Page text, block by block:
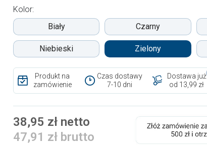
Kolor:
Biały
Czarny
Niebieski Zielony
Produkt na
zamówienie
Czas dostawy
7-10 dni
Dostawa już
od 13,99 zł
38,95 zł netto
47,91 zł brutto